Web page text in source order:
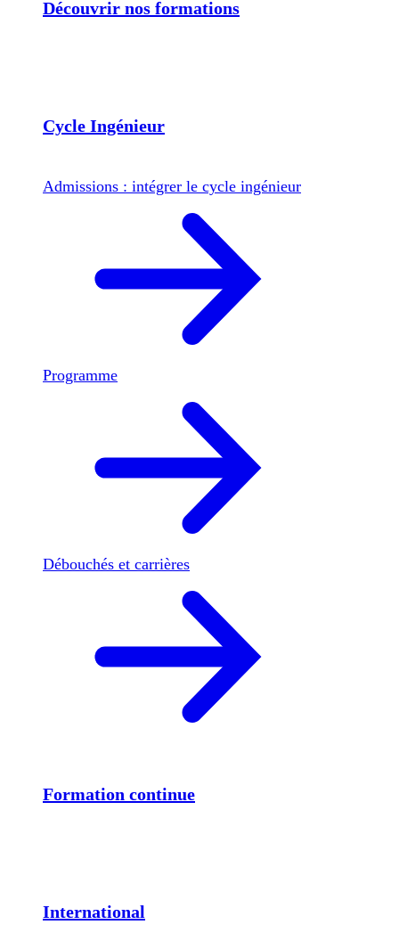
Découvrir nos formations
Cycle Ingénieur
Admissions : intégrer le cycle ingénieur
Programme
Débouchés et carrières
Formation continue
International